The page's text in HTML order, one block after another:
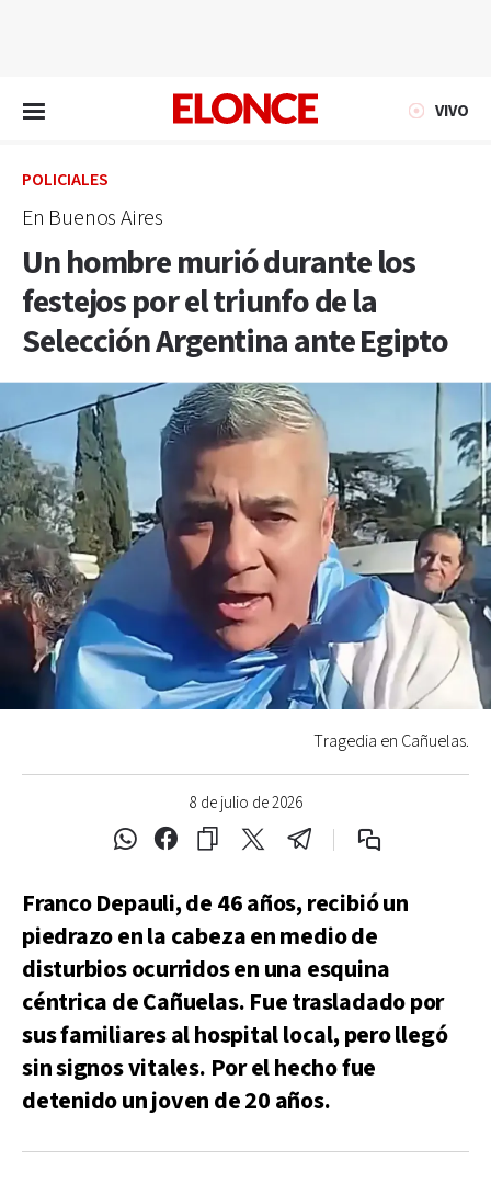
VIVO
POLICIALES
En Buenos Aires
Un hombre murió durante los
festejos por el triunfo de la
Selección Argentina ante Egipto
8 de julio de 2026
Tragedia en Cañuelas.
Franco Depauli, de 46 años, recibió un
piedrazo en la cabeza en medio de
disturbios ocurridos en una esquina
céntrica de Cañuelas. Fue trasladado por
sus familiares al hospital local, pero llegó
sin signos vitales. Por el hecho fue
detenido un joven de 20 años.